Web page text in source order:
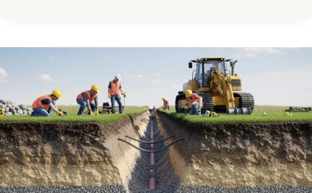
EXCEL
MODÈLE
GRATUIT
À
TÉLÉCHARGER
(2026)